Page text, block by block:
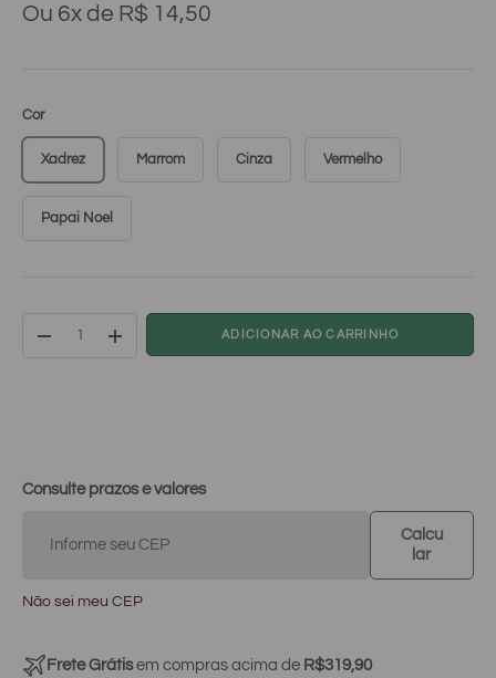
Ou 6x de R$ 14,50
Cor
Xadrez Marrom Cinza Vermelho
Papai Noel
+ ADICIONAR AO CARRINHO
Consulte prazos e valores
Calcu
lar
Não sei meu CEP
Frete Grátisem compras acima de R$319,90